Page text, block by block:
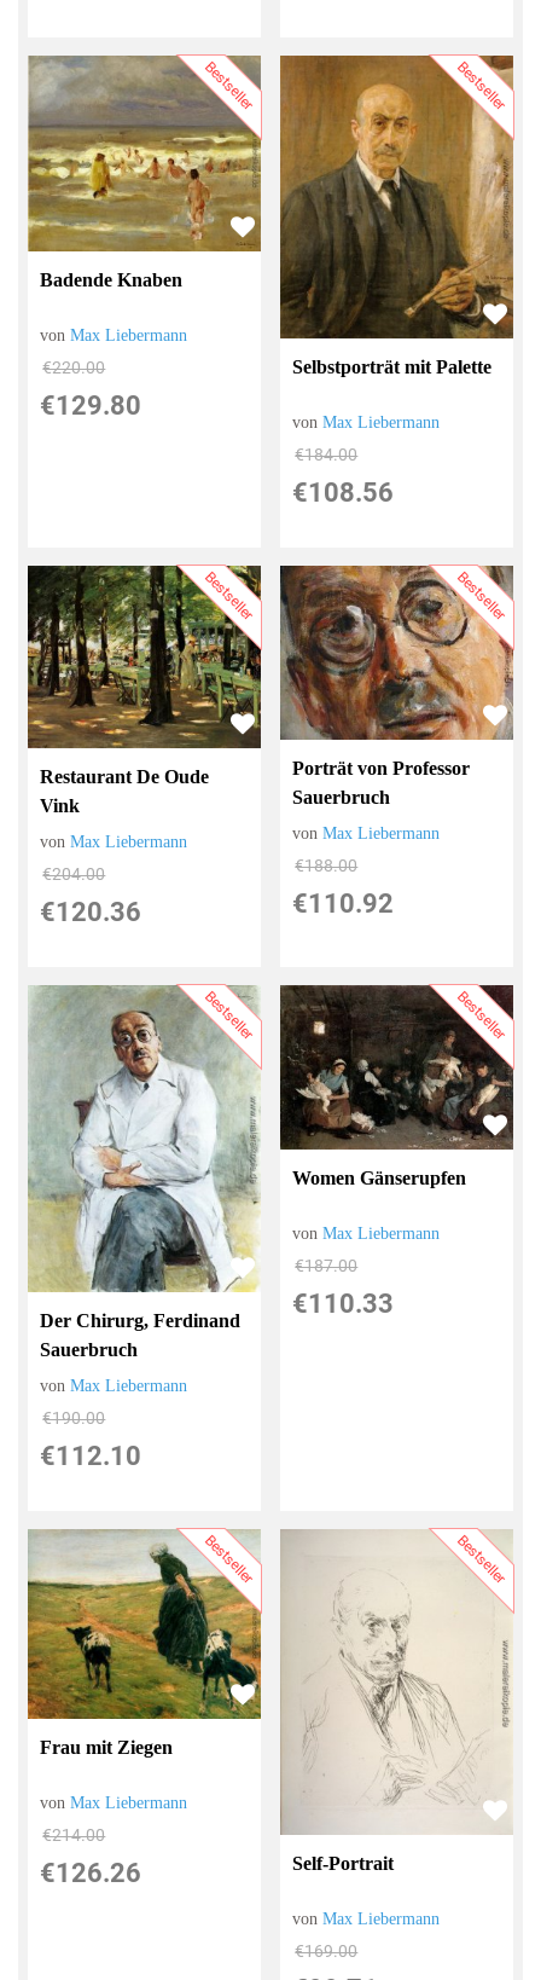
Bestseller
Badende Knaben
vonMax Liebermann
€220.00
€129.80
Bestseller
Selbstporträt mit Palette
vonMax Liebermann
€184.00
€108.56
Bestseller
Restaurant De Oude
Vink
vonMax Liebermann
€204.00
€120.36
Bestseller
Porträt von Professor
Sauerbruch
vonMax Liebermann
€188.00
€110.92
Bestseller
Der Chirurg, Ferdinand
Sauerbruch
vonMax Liebermann
€190.00
€112.10
Bestseller
Women Gänserupfen
vonMax Liebermann
€187.00
€110.33
Bestseller
Frau mit Ziegen
vonMax Liebermann
€214.00
€126.26
Bestseller
Self-Portrait
vonMax Liebermann
€169.00